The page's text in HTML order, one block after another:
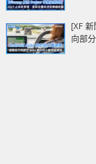
[XF
向部